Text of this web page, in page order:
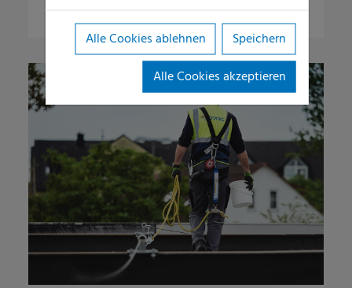
Alle Cookies ablehnen
Speichern
Alle Cookies akzeptieren